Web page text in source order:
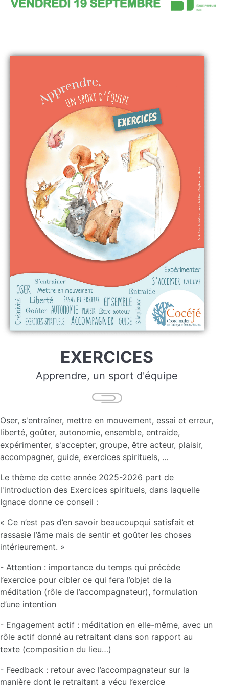
EXERCICES
Apprendre, un sport d'équipe
Oser, s'entraîner, mettre en mouvement, essai et erreur,
liberté, goûter, autonomie, ensemble, entraide,
expérimenter, s'accepter, groupe, être acteur, plaisir,
accompagner, guide, exercices spirituels, ...
Le thème de cette année 2025-2026 part de
l'introduction des Exercices spirituels, dans laquelle
Ignace donne ce conseil :
« Ce n’est pas d’en savoir beaucoupqui satisfait et
rassasie l’âme mais de sentir et goûter les choses
intérieurement. »
- Attention : importance du temps qui précède
l’exercice pour cibler ce qui fera l’objet de la
méditation (rôle de l’accompagnateur), formulation
d’une intention
- Engagement actif : méditation en elle-même, avec un
rôle actif donné au retraitant dans son rapport au
texte (composition du lieu…)
- Feedback : retour avec l’accompagnateur sur la
manière dont le retraitant a vécu l’exercice